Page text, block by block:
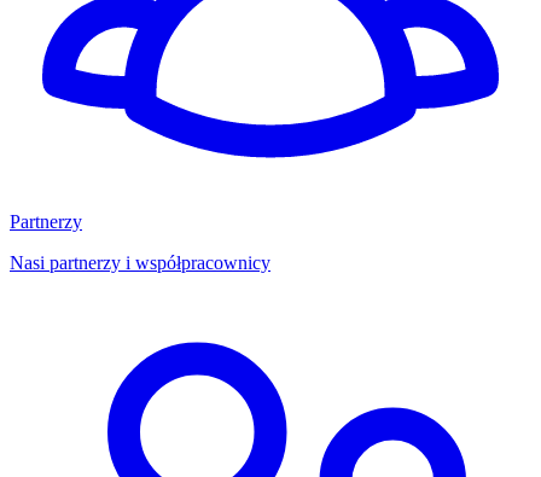
Partnerzy
Nasi partnerzy i współpracownicy